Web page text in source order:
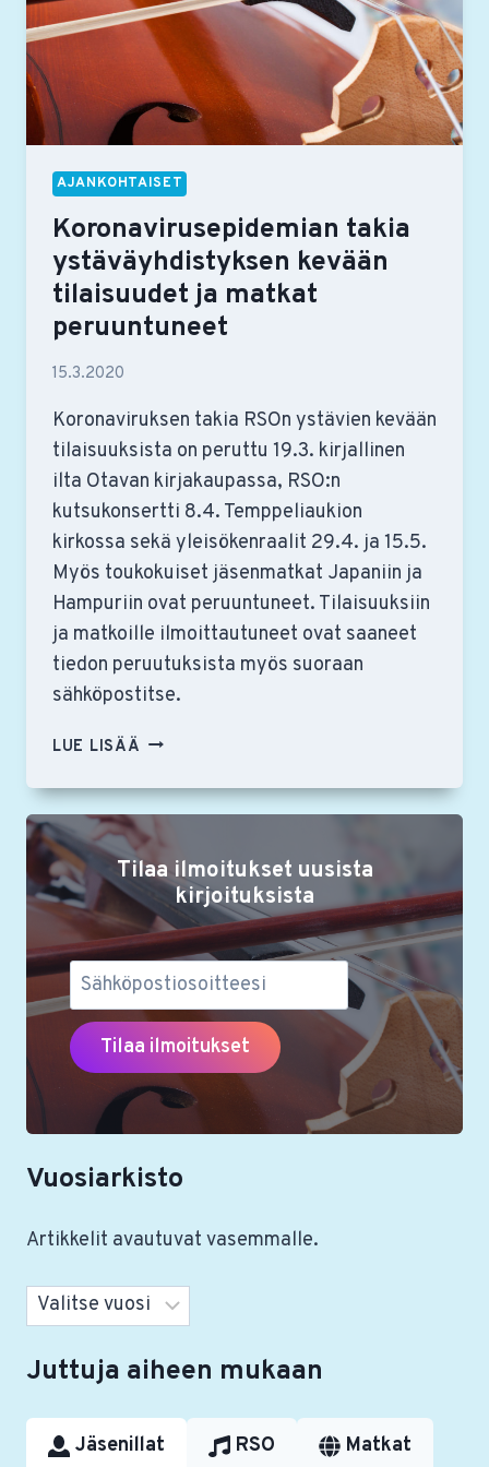
AJANKOHTAISET
Koronavirusepidemian takia
ystäväyhdistyksen kevään
tilaisuudet ja matkat
peruuntuneet
15.3.2020
Koronaviruksen takia RSOn ystävien kevään
tilaisuuksista on peruttu 19.3. kirjallinen
ilta Otavan kirjakaupassa, RSO:n
kutsukonsertti 8.4. Temppeliaukion
kirkossa sekä yleisökenraalit 29.4. ja 15.5.
Myös toukokuiset jäsenmatkat Japaniin ja
Hampuriin ovat peruuntuneet. Tilaisuuksiin
ja matkoille ilmoittautuneet ovat saaneet
tiedon peruutuksista myös suoraan
sähköpostitse.
LUE LISÄÄ KORONAVIRUSEPIDEMIAN
YSTÄVÄYHDISTYKSEN
KEVÄÄN
TILAISUUDET
JA
MATKAT
PERUUNTUNEET
Tilaa ilmoitukset uusista
kirjoituksista
Vuosiarkisto
Artikkelit avautuvat vasemmalle.
Arkistot
Juttuja aiheen mukaan
Jäsenillat RSO Matkat